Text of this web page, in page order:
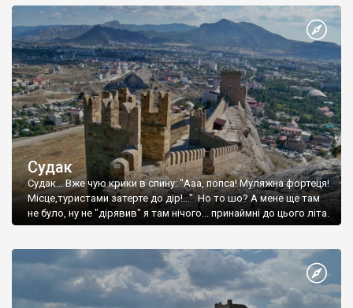
Судак
Судак... Вже чую крики в спину: "Ааа, попса! Муляжна фортеця!
Місце,туристами затерте до дір!..." Но то шо? А мене ще там
не було, ну не "дірявив" я там нічого... принаймні до цього літа.